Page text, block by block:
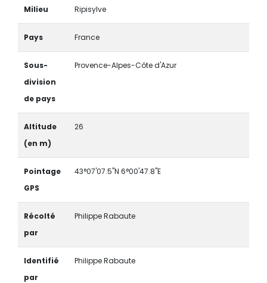
Milieu Ripisylve
Pays France
Sous-
division
de pays
Provence-Alpes-Côte d'Azur
Altitude
(en m)
26
Pointage
GPS
43°07'07.5"N 6°00'47.8"E
Récolté
par
Philippe Rabaute
Identifié
par
Philippe Rabaute